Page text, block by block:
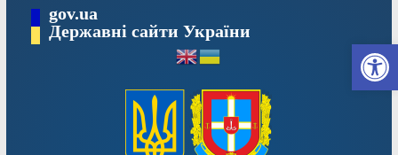
Перейтиgov.ua
Державні сайти України